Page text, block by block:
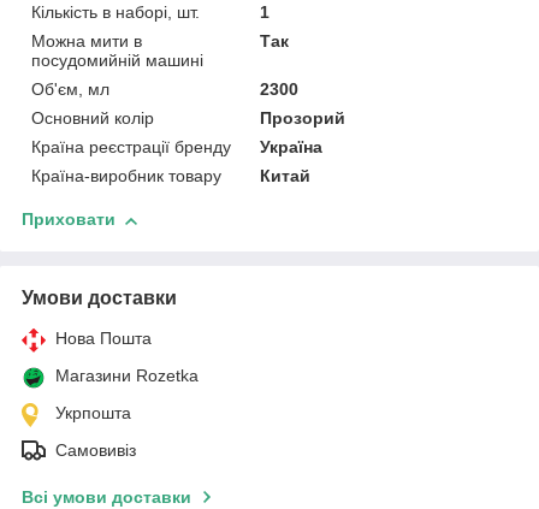
Кількість в наборі, шт.
1
Можна мити в
посудомийній машині
Так
Об'єм, мл
2300
Основний колір
Прозорий
Країна реєстрації бренду
Україна
Країна-виробник товару
Китай
Приховати
Умови доставки
Нова Пошта
Магазини Rozetka
Укрпошта
Самовивіз
Всі умови доставки